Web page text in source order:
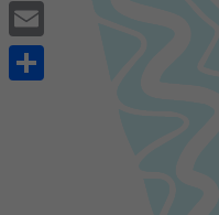
Twitter
Email